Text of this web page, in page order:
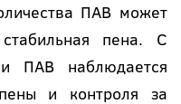
ПАВ может
стабильная пена. С
ПАВ наблюдается
и контроля за